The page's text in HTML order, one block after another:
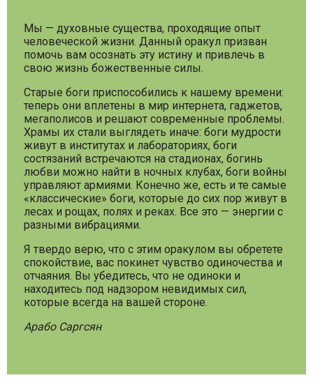
Мы — духовные существа, проходящие опыт
человеческой жизни. Данный оракул призван
помочь вам осознать эту истину и привлечь в
свою жизнь божественные силы.
Старые боги приспособились к нашему времени:
теперь они вплетены в мир интернета, гаджетов,
мегаполисов и решают современные проблемы.
Храмы их стали выглядеть иначе: боги мудрости
живут в институтах и лабораториях, боги
состязаний встречаются на стадионах, богинь
любви можно найти в ночных клубах, боги войны
управляют армиями. Конечно же, есть и те самые
«классические» боги, которые до сих пор живут в
лесах и рощах, полях и реках. Все это — энергии с
разными вибрациями.
Я твердо верю, что с этим оракулом вы обретете
спокойствие, вас покинет чувство одиночества и
отчаяния. Вы убедитесь, что не одиноки и
находитесь под надзором невидимых сил,
которые всегда на вашей стороне.
Арабо Саргсян